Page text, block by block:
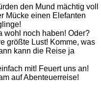
den Mund mächtig voll
Mücke einen Elefanten
wohl noch haben! Oder?
größte Lust! Komme, was
kann die Reise ja
mit! Feuert uns an!
auf Abenteuerreise!